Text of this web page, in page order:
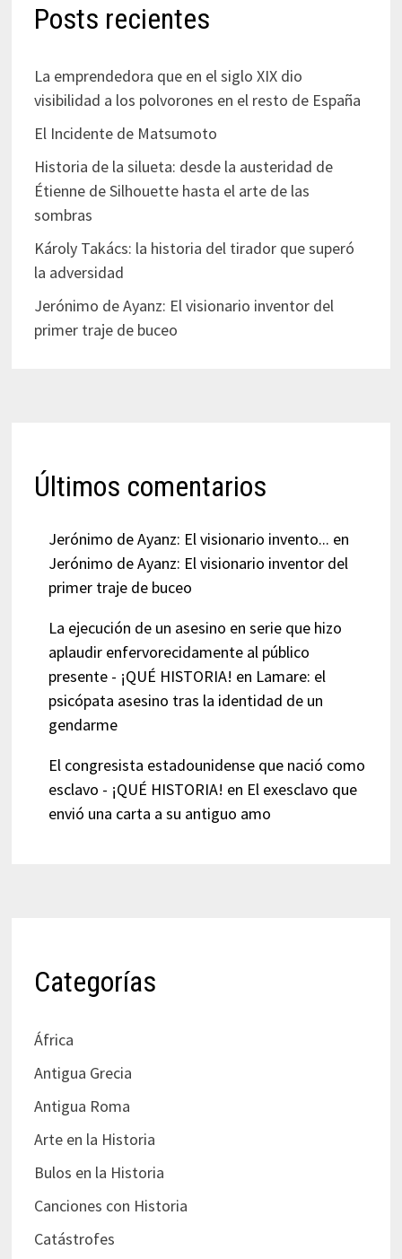
Posts recientes
La emprendedora que en el siglo XIX dio
visibilidad a los polvorones en el resto de España
El Incidente de Matsumoto
Historia de la silueta: desde la austeridad de
Étienne de Silhouette hasta el arte de las
sombras
Károly Takács: la historia del tirador que superó
la adversidad
Jerónimo de Ayanz: El visionario inventor del
primer traje de buceo
Últimos comentarios
Jerónimo de Ayanz: El visionario invento... en
Jerónimo de Ayanz: El visionario inventor del
primer traje de buceo
La ejecución de un asesino en serie que hizo
aplaudir enfervorecidamente al público
presente - ¡QUÉ HISTORIA! en Lamare: el
psicópata asesino tras la identidad de un
gendarme
El congresista estadounidense que nació como
esclavo - ¡QUÉ HISTORIA! en El exesclavo que
envió una carta a su antiguo amo
Categorías
África
Antigua Grecia
Antigua Roma
Arte en la Historia
Bulos en la Historia
Canciones con Historia
Catástrofes